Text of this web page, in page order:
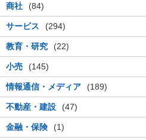
商社 (84)
サービス (294)
教育・研究 (22)
小売 (145)
情報通信・メディア (189)
不動産・建設 (47)
金融・保険 (1)